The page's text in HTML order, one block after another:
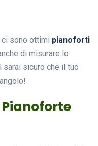
ci sono ottimi pianoforti
di misurare lo
sicuro che il tuo
Pianoforte